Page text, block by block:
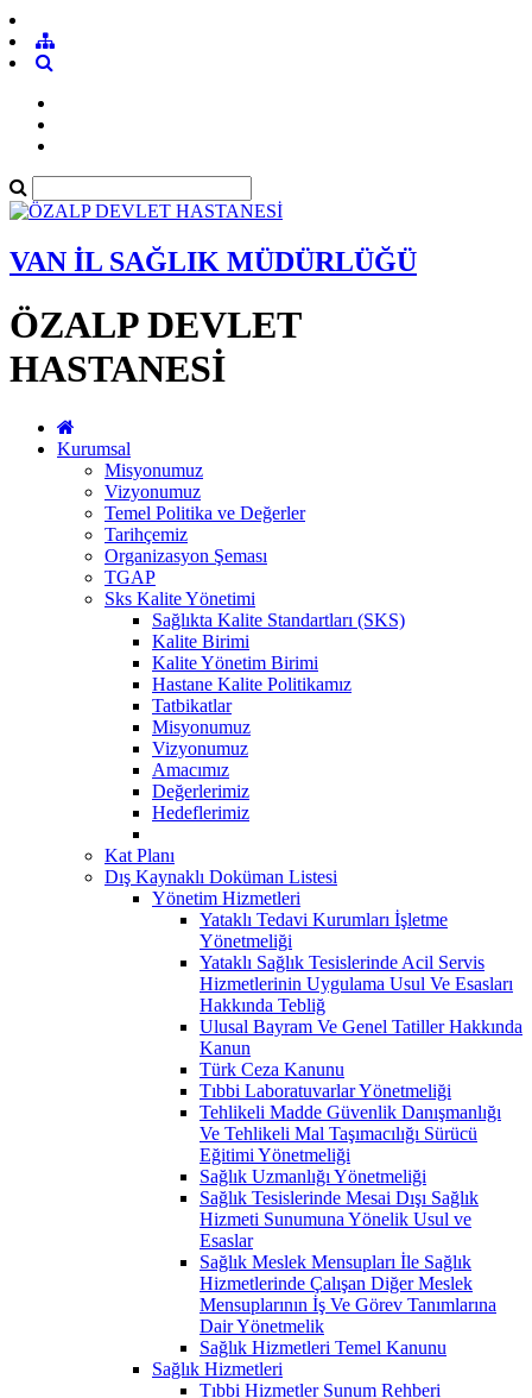
VAN İL SAĞLIK MÜDÜRLÜĞÜ
ÖZALP DEVLET
HASTANESİ
Kurumsal
Misyonumuz
Vizyonumuz
Temel Politika ve Değerler
Tarihçemiz
Organizasyon Şeması
TGAP
Sks Kalite Yönetimi
Sağlıkta Kalite Standartları (SKS)
Kalite Birimi
Kalite Yönetim Birimi
Hastane Kalite Politikamız
Tatbikatlar
Misyonumuz
Vizyonumuz
Amacımız
Değerlerimiz
Hedeflerimiz
Kat Planı
Dış Kaynaklı Doküman Listesi
Yönetim Hizmetleri
Yataklı Tedavi Kurumları İşletme
Yönetmeliği
Yataklı Sağlık Tesislerinde Acil Servis
Hizmetlerinin Uygulama Usul Ve Esasları
Hakkında Tebliğ
Ulusal Bayram Ve Genel Tatiller Hakkında
Kanun
Türk Ceza Kanunu
Tıbbi Laboratuvarlar Yönetmeliği
Tehlikeli Madde Güvenlik Danışmanlığı
Ve Tehlikeli Mal Taşımacılığı Sürücü
Eğitimi Yönetmeliği
Sağlık Uzmanlığı Yönetmeliği
Sağlık Tesislerinde Mesai Dışı Sağlık
Hizmeti Sunumuna Yönelik Usul ve
Esaslar
Sağlık Meslek Mensupları İle Sağlık
Hizmetlerinde Çalışan Diğer Meslek
Mensuplarının İş Ve Görev Tanımlarına
Dair Yönetmelik
Sağlık Hizmetleri Temel Kanunu
Sağlık Hizmetleri
Tıbbi Hizmetler Sunum Rehberi